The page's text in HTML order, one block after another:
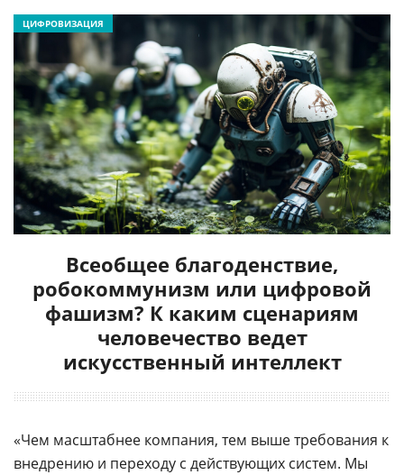
Всеобщее благоденствие,
робокоммунизм или цифровой
фашизм? К каким сценариям
человечество ведет
искусственный интеллект
ЦИФРОВИЗАЦИЯ
«Чем масштабнее компания, тем выше требования к
внедрению и переходу с действующих систем. Мы